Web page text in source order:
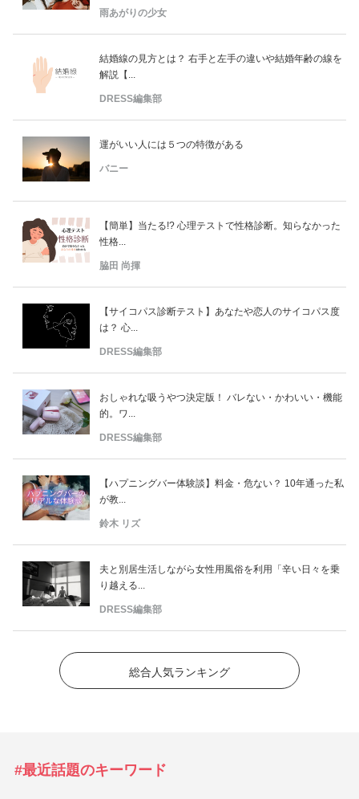
雨あがりの少女
結婚線の見方とは？ 右手と左手の違いや結婚年齢の線を
解説【...
DRESS編集部
運がいい人には５つの特徴がある
バニー
【簡単】当たる!? 心理テストで性格診断。知らなかった
性格...
脇田 尚揮
【サイコパス診断テスト】あなたや恋人のサイコパス度
は？ 心...
DRESS編集部
おしゃれな吸うやつ決定版！ バレない・かわいい・機能
的。ワ...
DRESS編集部
【ハプニングバー体験談】料金・危ない？ 10年通った私
が教...
鈴木 リズ
夫と別居生活しながら女性用風俗を利用「辛い日々を乗
り越える...
DRESS編集部
総合人気ランキング
#最近話題のキーワード